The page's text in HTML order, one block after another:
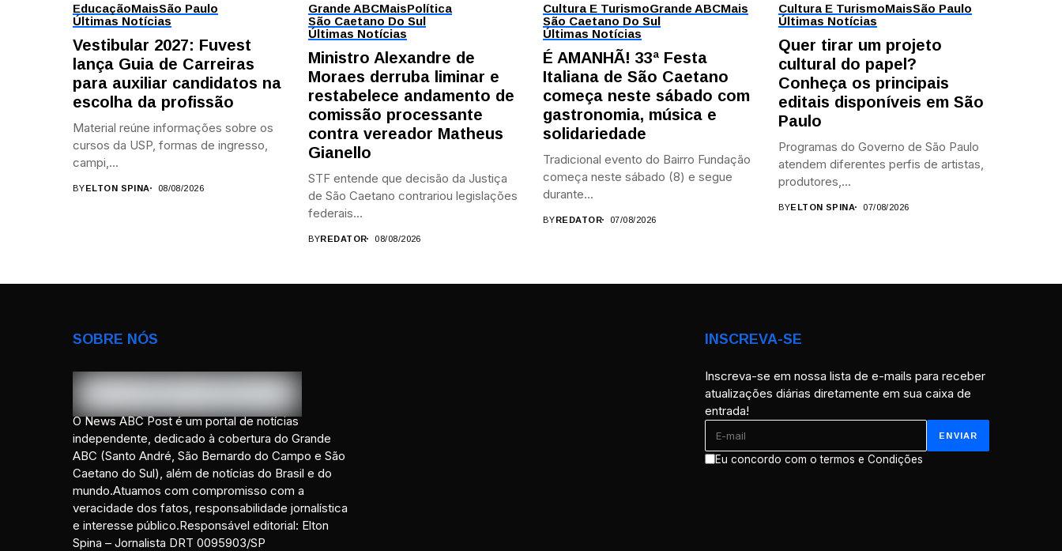
EducaçãoMaisSão Paulo
Últimas Notícias
Vestibular 2027: Fuvest
lança Guia de Carreiras
para auxiliar candidatos na
escolha da profissão
Material reúne informações sobre os
cursos da USP, formas de ingresso,
campi,...
BYELTON SPINA 08/08/2026
Grande ABCMaisPolítica
São Caetano Do Sul
Últimas Notícias
Ministro Alexandre de
Moraes derruba liminar e
restabelece andamento de
comissão processante
contra vereador Matheus
Gianello
STF entende que decisão da Justiça
de São Caetano contrariou legislações
federais...
BYREDATOR 08/08/2026
Cultura E TurismoGrande ABCMais
São Caetano Do Sul
Últimas Notícias
É AMANHÃ! 33ª Festa
Italiana de São Caetano
começa neste sábado com
gastronomia, música e
solidariedade
Tradicional evento do Bairro Fundação
começa neste sábado (8) e segue
durante...
BYREDATOR 07/08/2026
Cultura E TurismoMaisSão Paulo
Últimas Notícias
Quer tirar um projeto
cultural do papel?
Conheça os principais
editais disponíveis em São
Paulo
Programas do Governo de São Paulo
atendem diferentes perfis de artistas,
produtores,...
BYELTON SPINA 07/08/2026
SOBRE NÓS
O News ABC Post é um portal de notícias
independente, dedicado à cobertura do Grande
ABC (Santo André, São Bernardo do Campo e São
Caetano do Sul), além de notícias do Brasil e do
mundo.Atuamos com compromisso com a
veracidade dos fatos, responsabilidade jornalística
e interesse público.Responsável editorial: Elton
Spina – Jornalista DRT 0095903/SP
INSCREVA-SE
Inscreva-se em nossa lista de e-mails para receber
atualizações diárias diretamente em sua caixa de
entrada!
Eu concordo com o termos e Condições